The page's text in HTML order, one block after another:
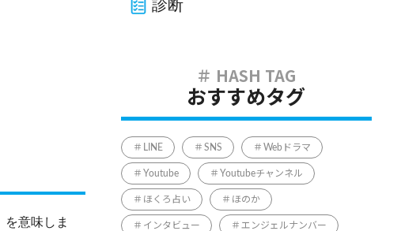
を意味しま
診断
おすすめタグ
LINE SNS Webドラマ
Youtube Youtubeチャンネル
ほくろ占い ほのか
インタビュー エンジェルナンバー